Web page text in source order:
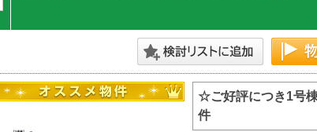
☆ご好評につき1号
件